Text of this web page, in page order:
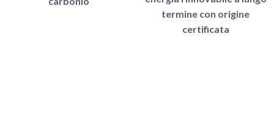
termine con origine
certificata